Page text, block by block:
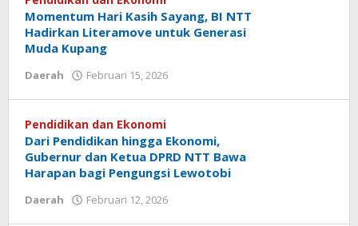
Momentum Hari Kasih Sayang, BI NTT
Hadirkan Literamove untuk Generasi
Muda Kupang
Daerah Februari 15, 2026
Tu@mes
Pendidikan dan Ekonomi
Dari Pendidikan hingga Ekonomi,
Gubernur dan Ketua DPRD NTT Bawa
Harapan bagi Pengungsi Lewotobi
Daerah Februari 12, 2026